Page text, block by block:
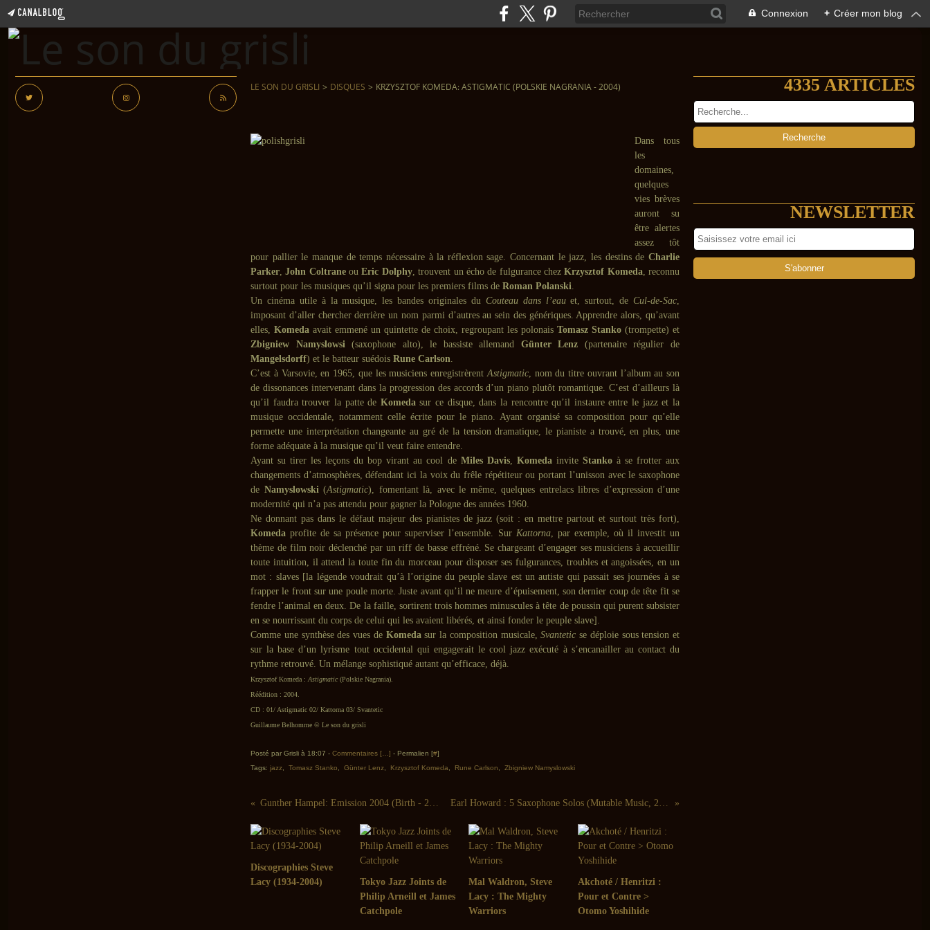
Connexion + Créer mon blog
LE SON DU GRISLI > DISQUES > KRZYSZTOF KOMEDA: ASTIGMATIC (POLSKIE NAGRANIA - 2004)
Dans tous
les
domaines,
quelques
vies brèves
auront su
être alertes
assez tôt
pour pallier le manque de temps nécessaire à la réflexion sage. Concernant le jazz, les destins de Charlie
Parker,John ColtraneouEric Dolphy, trouvent un écho de fulgurance chezKrzysztof Komeda, reconnu
surtout pour les musiques qu’il signa pour les premiers films de Roman Polanski.
Un cinéma utile à la musique, les bandes originales du Couteau dans l’eauet, surtout, de Cul-de-Sac,
imposant d’aller chercher derrière un nom parmi d’autres au sein des génériques. Apprendre alors, qu’avant
elles, Komeda avait emmené un quintette de choix, regroupant les polonais Tomasz Stanko (trompette) et
Zbigniew Namyslowsi(saxophone alto), le bassiste allemand Günter Lenz (partenaire régulier de
Mangelsdorff) et le batteur suédois Rune Carlson.
C’est à Varsovie, en 1965, que les musiciens enregistrèrentAstigmatic, nom du titre ouvrant l’album au son
de dissonances intervenant dans la progression des accords d’un piano plutôt romantique. C’est d’ailleurs là
qu’il faudra trouver la patte de Komedasur ce disque, dans la rencontre qu’il instaure entre le jazz et la
musique occidentale, notamment celle écrite pour le piano. Ayant organisé sa composition pour qu’elle
permette une interprétation changeante au gré de la tension dramatique, le pianiste a trouvé, en plus, une
forme adéquate à la musique qu’il veut faire entendre.
Ayant su tirer les leçons du bop virant au cool de Miles Davis, Komedainvite Stankoà se frotter aux
changements d’atmosphères, défendant ici la voix du frêle répétiteur ou portant l’unisson avec le saxophone
de Namyslowski(Astigmatic), fomentant là, avec le même, quelques entrelacs libres d’expression d’une
modernité qui n’a pas attendu pour gagner la Pologne des années 1960.
Ne donnant pas dans le défaut majeur des pianistes de jazz (soit : en mettre partout et surtout très fort),
Komeda profite de sa présence pour superviser l’ensemble. Sur Kattorna, par exemple, où il investit un
thème de film noir déclenché par un riff de basse effréné. Se chargeant d’engager ses musiciens à accueillir
toute intuition, il attend la toute fin du morceau pour disposer ses fulgurances, troubles et angoissées, en un
mot : slaves [la légende voudrait qu’à l’origine du peuple slave est un autiste qui passait ses journées à se
frapper le front sur une poule morte. Juste avant qu’il ne meure d’épuisement, son dernier coup de tête fit se
fendre l’animal en deux. De la faille, sortirent trois hommes minuscules à tête de poussin qui purent subsister
en se nourrissant du corps de celui qui les avaient libérés, et ainsi fonder le peuple slave].
Comme une synthèse des vues de Komedasur la composition musicale,Svantetic se déploie sous tension et
sur la base d’un lyrisme tout occidental qui engagerait le cool jazz exécuté à s’encanailler au contact du
rythme retrouvé. Un mélange sophistiqué autant qu’efficace, déjà.
Krzysztof Komeda : Astigmatic(Polskie Nagrania).
Réédition : 2004.
CD : 01/ Astigmatic 02/ Kattorna 03/ Svantetic
Guillaume Belhomme © Le son du grisli
Posté par Grisli à 18:07 - Commentaires [ ] - Permalien [#]
Tags: jazz Tomasz Stanko Günter Lenz Krzysztof Komeda Rune Carlson Zbigniew Namyslowski
Gunther Hampel: Emission 2004 (Birth - 2005) Earl Howard : 5 Saxophone Solos (Mutable Music, 2005)
Discographies Steve
Lacy (1934-2004)
Tokyo Jazz Joints de
Philip Arneill et James
Catchpole
Mal Waldron, Steve
Lacy : The Mighty
Warriors
Akchoté / Henritzi :
Pour et Contre >
Otomo Yoshihide
4335 ARTICLES
NEWSLETTER